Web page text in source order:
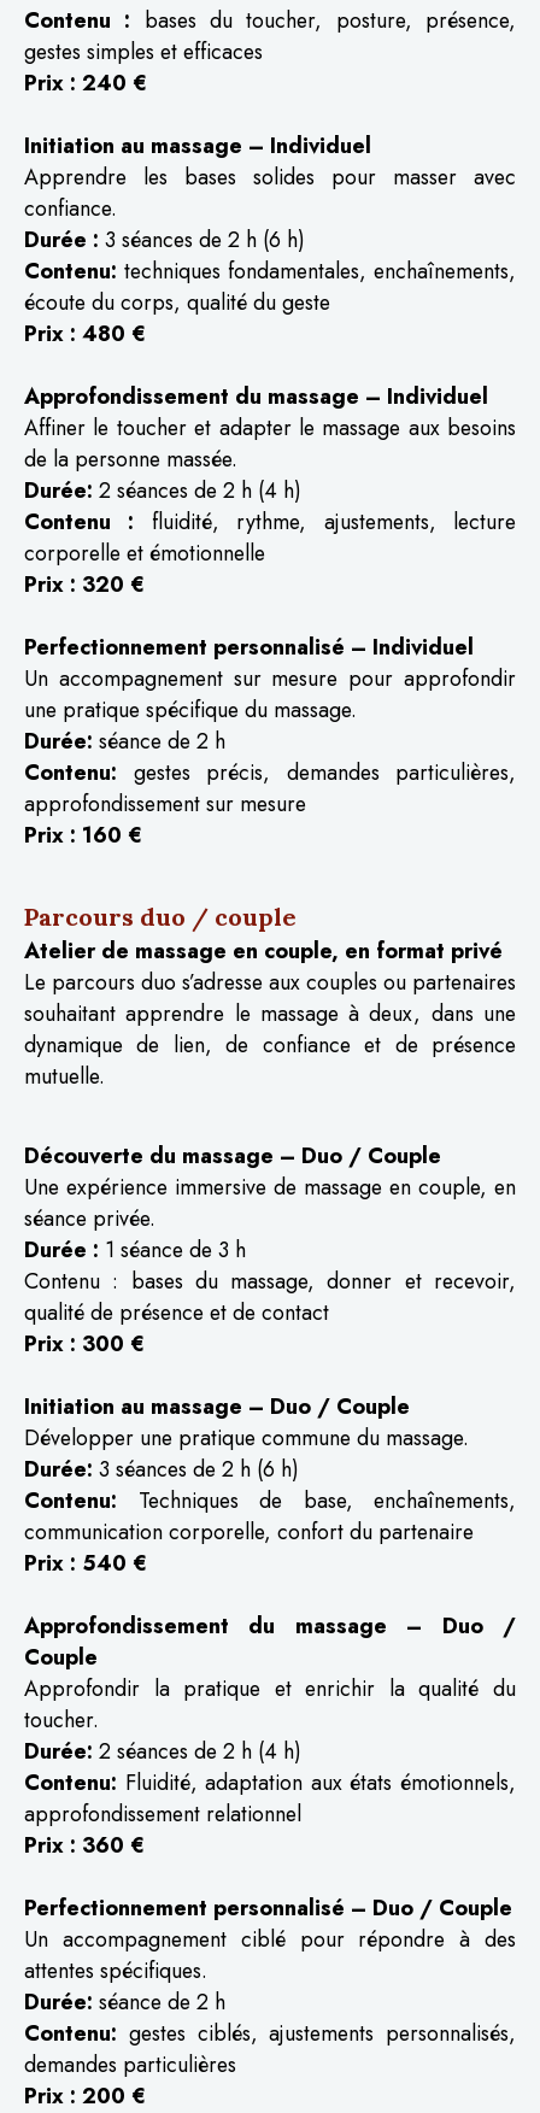
Contenu : bases du toucher, posture, présence,
gestes simples et efficaces
Prix : 240 €
Initiation au massage – Individuel
Apprendre les bases solides pour masser avec
confiance.
Durée : 3 séances de 2 h (6 h)
Contenu: techniques fondamentales, enchaînements,
écoute du corps, qualité du geste
Prix : 480 €
Approfondissement du massage – Individuel
Affiner le toucher et adapter le massage aux besoins
de la personne massée.
Durée: 2 séances de 2 h (4 h)
Contenu : fluidité, rythme, ajustements, lecture
corporelle et émotionnelle
Prix : 320 €
Perfectionnement personnalisé – Individuel
Un accompagnement sur mesure pour approfondir
une pratique spécifique du massage.
Durée: séance de 2 h
Contenu: gestes précis, demandes particulières,
approfondissement sur mesure
Prix : 160 €
Parcours duo / couple
Atelier de massage en couple, en format privé
Le parcours duo s’adresse aux couples ou partenaires
souhaitant apprendre le massage à deux, dans une
dynamique de lien, de confiance et de présence
mutuelle.
Découverte du massage – Duo / Couple
Une expérience immersive de massage en couple, en
séance privée.
Durée : 1 séance de 3 h
Contenu : bases du massage, donner et recevoir,
qualité de présence et de contact
Prix : 300 €
Initiation au massage – Duo / Couple
Développer une pratique commune du massage.
Durée: 3 séances de 2 h (6 h)
Contenu: Techniques de base, enchaînements,
communication corporelle, confort du partenaire
Prix : 540 €
Approfondissement du massage – Duo /
Couple
Approfondir la pratique et enrichir la qualité du
toucher.
Durée: 2 séances de 2 h (4 h)
Contenu: Fluidité, adaptation aux états émotionnels,
approfondissement relationnel
Prix : 360 €
Perfectionnement personnalisé – Duo / Couple
Un accompagnement ciblé pour répondre à des
attentes spécifiques.
Durée: séance de 2 h
Contenu: gestes ciblés, ajustements personnalisés,
demandes particulières
Prix : 200 €